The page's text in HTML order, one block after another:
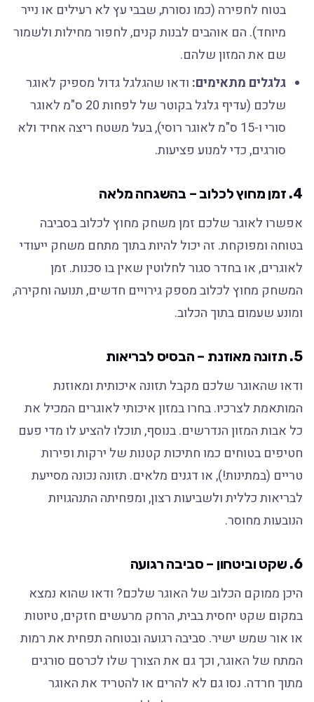
בטוח לחפירה (כמו נסורת, שבבי עץ לא רעילים או נייר
מיוחד). הם אוהבים לבנות קנים, לחפור מחילות ולשמור
שם את המזון שלהם.
גלגלים מתאימים:ודאו שהגלגל גדול מספיק לאוגר
שלכם (עדיף גלגל בקוטר של לפחות 20 ס"מ לאוגר
סורי ו-15 ס"מ לאוגר רוסי), בעל משטח ריצה אחיד ולא
סורגים, כדי למנוע פציעות.
4. זמן מחוץ לכלוב – בהשגחה מלאה
אפשרו לאוגר שלכם זמן משחק מחוץ לכלוב בסביבה
בטוחה ומפוקחת. זה יכול להיות בתוך מתחם משחק ייעודי
לאוגרים, או בחדר סגור לחלוטין שאין בו סכנות. זמן
המשחק מחוץ לכלוב מספק גירויים חדשים, תנועה וחקירה,
ומונע שעמום בתוך הכלוב.
5. תזונה מאוזנת – הבסיס לבריאות
ודאו שהאוגר שלכם מקבל תזונה איכותית ומאוזנת
המותאמת לצרכיו. בחרו במזון איכותי לאוגרים המכיל את
כל אבות המזון הנדרשים. בנוסף, תוכלו להציע לו מדי פעם
חטיפים בטוחים כמו חתיכות קטנות של ירקות ופירות
טריים (במתינות!), או דגנים מלאים. תזונה נכונה מסייעת
לבריאות כללית ולשביעות רצון, ומפחיתה התנהגויות
הנובעות מחוסר.
6. שקט וביטחון – סביבה רגועה
היכן ממוקם הכלוב של האוגר שלכם? ודאו שהוא נמצא
במקום שקט יחסית בבית, הרחק מרעשים חזקים, טיוטות
או אור שמש ישיר. סביבה רגועה ובטוחה תפחית את רמות
המתח של האוגר, וכך גם את הצורך שלו לכרסם סורגים
מתוך חרדה. נסו גם לא להרים או להטריד את האוגר